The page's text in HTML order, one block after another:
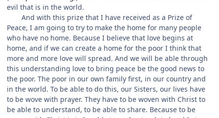
evil that is in the world.
And with this prize that I have received as a Prize of
Peace, I am going to try to make the home for many people
who have no home. Because I believe that love begins at
home, and if we can create a home for the poor I think that
more and more love will spread. And we will be able through
this understanding love to bring peace be the good news to
the poor. The poor in our own family first, in our country and
in the world. To be able to do this, our Sisters, our lives have
to be wove with prayer. They have to be woven with Christ to
be able to understand, to be able to share. Because to be